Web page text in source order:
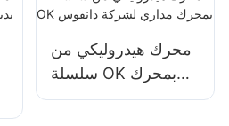
محرك هيدروليكي من
سلسلة OK بمحرك
مداري لشركة دانفوس